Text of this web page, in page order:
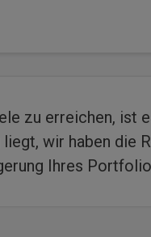
zu erreichen, ist
wir haben die
Ihres